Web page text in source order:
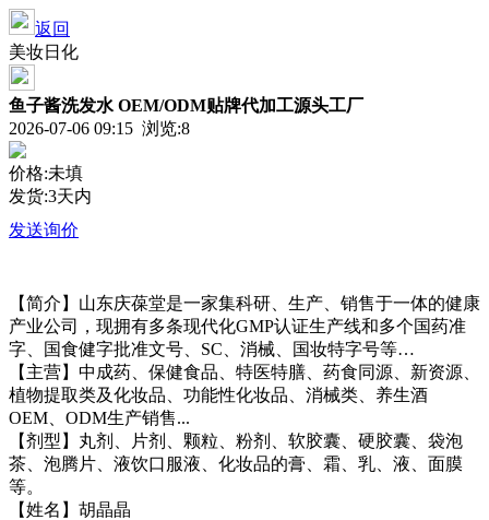
返回
美妆日化
鱼子酱洗发水 OEM/ODM贴牌代加工源头工厂
2026-07-06 09:15 浏览:8
价格:未填
发货:3天内
发送询价
【简介】山东庆葆堂是一家集科研、生产、销售于一体的健康
产业公司，现拥有多条现代化GMP认证生产线和多个国药准
字、国食健字批准文号、SC、消械、国妆特字号等…
【主营】中成药、保健食品、特医特膳、药食同源、新资源、
植物提取类及化妆品、功能性化妆品、消械类、养生酒
OEM、ODM生产销售...
【剂型】丸剂、片剂、颗粒、粉剂、软胶囊、硬胶囊、袋泡
茶、泡腾片、液饮口服液、化妆品的膏、霜、乳、液、面膜
等。
【姓名】胡晶晶